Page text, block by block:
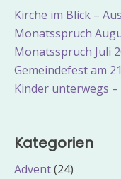
Kirche im Blick –
Monatsspruch
Monatsspruch Juli
Gemeindefest am
Kinder unterwegs
Kategorien
Advent(24)